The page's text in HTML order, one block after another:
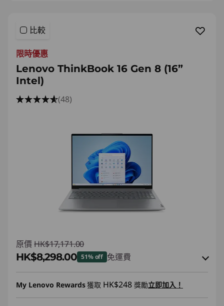
比較
限時優惠
Lenovo ThinkBook 16 Gen 8 (16”
Intel)
(48)
原價 HK$17,171.00
HK$8,298.00 51% off 免運費
即省 :-HK$8,380.00
My Lenovo Rewards獲取 HK$248 獎勵立即加入！